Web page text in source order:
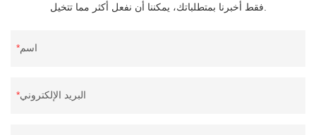
اسم
البريد الإلكتروني